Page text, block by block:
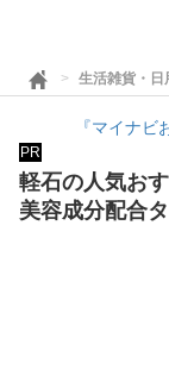
生活雑貨・日
『マイナ
PR
軽石の人気お
美容成分配合